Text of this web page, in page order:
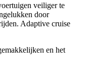
veiliger te
door
Adaptive cruise
en het